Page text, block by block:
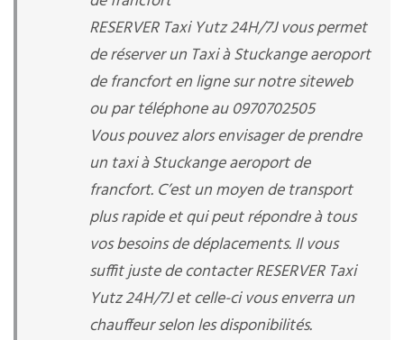
RESERVER Taxi Yutz 24H/7J vous permet
de réserver un Taxi à Stuckange aeroport
de francfort en ligne sur notre siteweb
ou par téléphone au 0970702505
Vous pouvez alors envisager de prendre
un taxi à Stuckange aeroport de
francfort. C’est un moyen de transport
plus rapide et qui peut répondre à tous
vos besoins de déplacements. Il vous
suffit juste de contacter RESERVER Taxi
Yutz 24H/7J et celle-ci vous enverra un
chauffeur selon les disponibilités.